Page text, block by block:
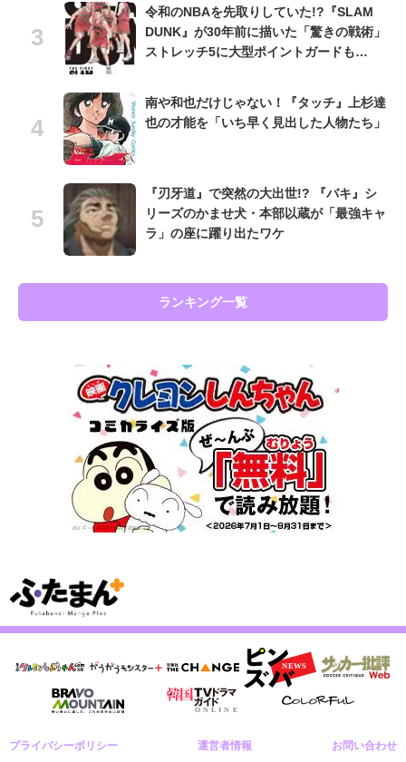
令和のNBAを先取りしていた!?『SLAM
DUNK』が30年前に描いた「驚きの戦術」
ストレッチ5に大型ポイントガードも…
南や和也だけじゃない！『タッチ』上杉達
也の才能を「いち早く見出した人物たち」
『刃牙道』で突然の大出世!? 『バキ』シ
リーズのかませ犬・本部以蔵が「最強キャ
ラ」の座に躍り出たワケ
ランキング一覧
プライバシーポリシー 運営者情報 お問い合わせ